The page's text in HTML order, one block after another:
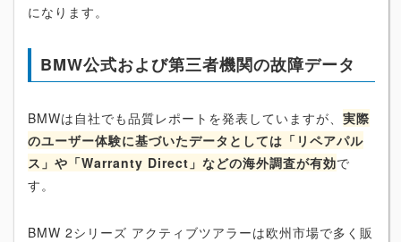
になります。
BMW公式および第三者機関の故障データ
BMWは自社でも品質レポートを発表していますが、 実際
のユーザー体験に基づいたデータとしては「リペアパル
ス」や「Warranty Direct」などの海外調査が有効で
す。
BMW 2シリーズ アクティブツアラーは欧州市場で多く販